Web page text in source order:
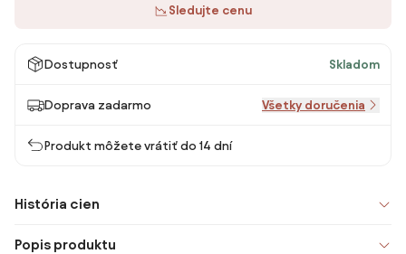
Sledujte cenu
Dostupnosť Skladom
Doprava zadarmo Všetky doručenia
Produkt môžete vrátiť do 14 dní
História cien
Popis produktu